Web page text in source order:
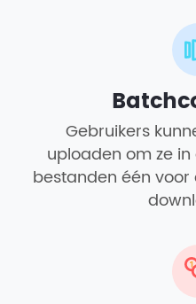
Gebruikers
uploaden om ze
bestanden één